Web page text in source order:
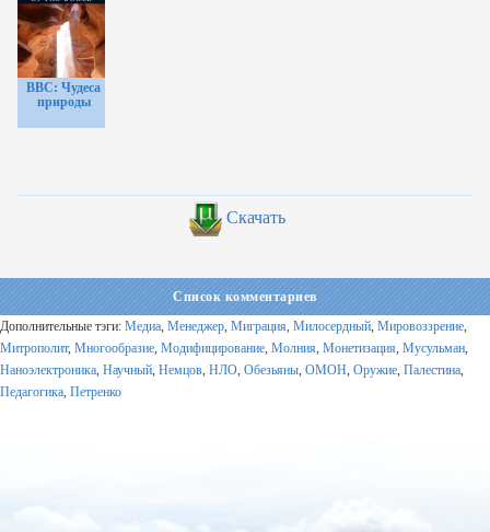
BBC: Чудеса
природы
Скачать
Список комментариев
Дополнительные тэги: Медиа, Менеджер, Миграция, Милосердный, Мировоззрение,
Митрополит, Многообразие, Модифицирование, Молния, Монетизация, Мусульман,
Наноэлектроника, Научный, Немцов, НЛО, Обезьяны, ОМОН, Оружие, Палестина,
Педагогика, Петренко